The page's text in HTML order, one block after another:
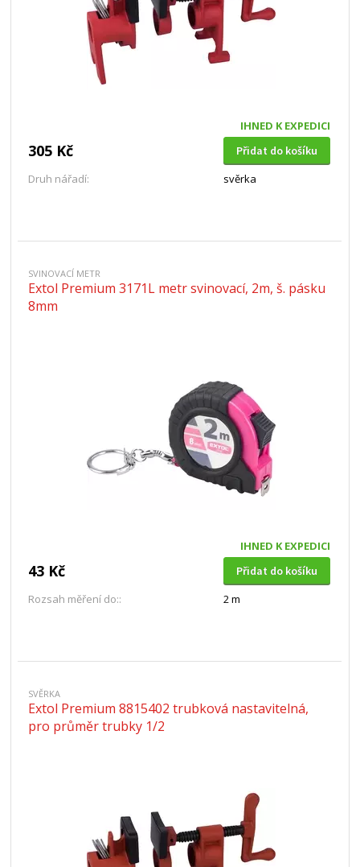
IHNED K EXPEDICI
305 Kč
Přidat do košíku
Druh nářadí:
svěrka
SVINOVACÍ METR
Extol Premium 3171L metr svinovací, 2m, š. pásku
8mm
IHNED K EXPEDICI
43 Kč
Přidat do košíku
Rozsah měření do::
2 m
SVĚRKA
Extol Premium 8815402 trubková nastavitelná,
pro průměr trubky 1/2